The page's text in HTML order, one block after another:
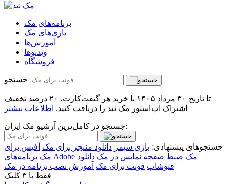
برنامه‌های مک
بازی‌های مک
آموزش‌ها
ویدیو‌ها
فروشگاه
جستجو
تا تاریخ ۳۰ مرداد ۱۴۰۵ با خرید هر گیفت‌کارت، ۲۰ درصد تخفیف
اشتراک اپ‌استور مک نید را دریافت کنید. اطلاعات بیشتر
جستجو در کامل‌ترین آرشیو مک ایران:
جستجوهای پیشنهادی: بازی سیمز دانلود منیجر برای مک آفیس برای
مک
برنامه‌های Adobe مک ضبط صفحه نمایش در مک دانلود
فتوشاپ فونت برای مک آموزش نصب برنامه در مک
فقط با ۳ کلیک